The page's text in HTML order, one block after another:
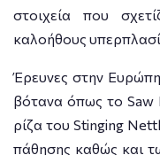
στοιχεία που
καλοήθους
Έρευνες στην Ευρώπη
βότανα όπως το Saw
ρίζα του Stinging
πάθησης καθώς και